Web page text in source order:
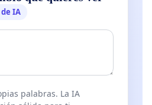
IA
palabras. La IA